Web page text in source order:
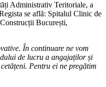
Administrativ Teritoriale, a
se află: Spitalul Clinic de
București,
În continuare ne vom
de lucru a angajaților și
Pentru ei ne pregătim